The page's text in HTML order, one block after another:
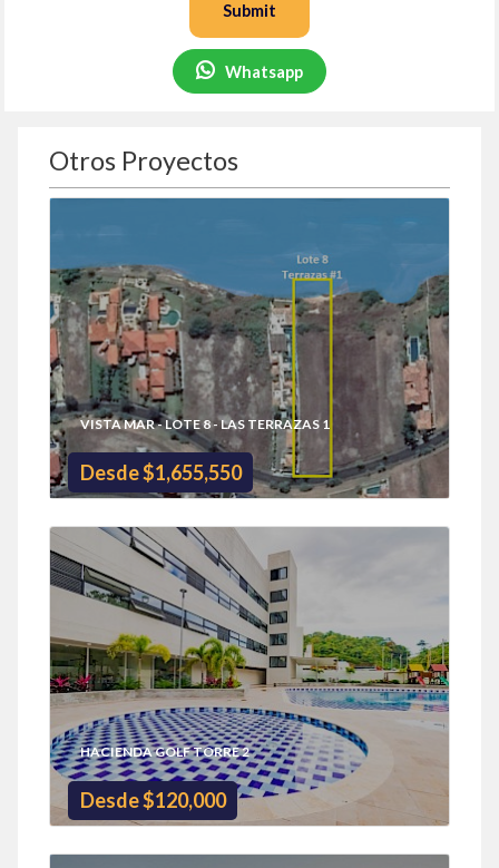
Submit
Whatsapp
Otros Proyectos
VISTA MAR - LOTE 8 - LAS TERRAZAS 1
Desde $1,655,550
HACIENDA GOLF TORRE 2
Desde $120,000